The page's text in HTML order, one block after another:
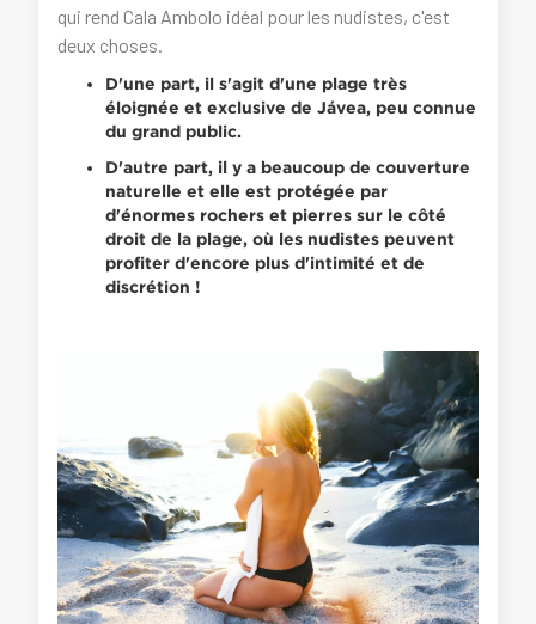
qui rend Cala Ambolo idéal pour les nudistes, c'est
deux choses.
D'une part, il s'agit d'une plage très
éloignée et exclusive de Jávea, peu connue
du grand public.
D'autre part, il y a beaucoup de couverture
naturelle et elle est protégée par
d'énormes rochers et pierres sur le côté
droit de la plage, où les nudistes peuvent
profiter d'encore plus d'intimité et de
discrétion !